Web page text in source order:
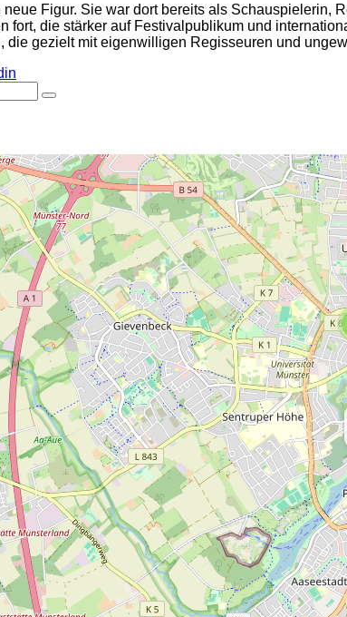
Figur. Sie war dort bereits als Schauspielerin,
fort, die stärker auf Festivalpublikum und
die gezielt mit eigenwilligen Regisseuren und